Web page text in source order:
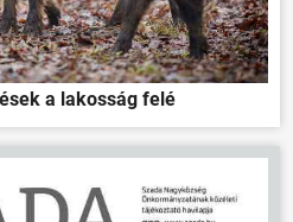
a lakosság felé